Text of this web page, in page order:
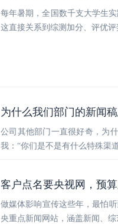
每年暑期，全国数千支大学生
这直接关系到综测加分、评优
为什么我们部门的新闻
公司其他部门一直很好奇，为
我：“你们是不是有什么特殊渠
客户点名要央视网，预
做媒体影响宣传这些年，最怕
央重点新闻网站，涵盖新闻、